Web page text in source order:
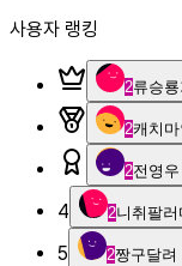
사용자 랭킹
2류승
2캐치
2전영우
4
2니취팔러
5
2짱구달려